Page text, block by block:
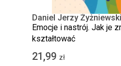
Daniel Jerzy Żyżniewski
Emocje i nastrój. Jak je
kształtować
21,99 zł